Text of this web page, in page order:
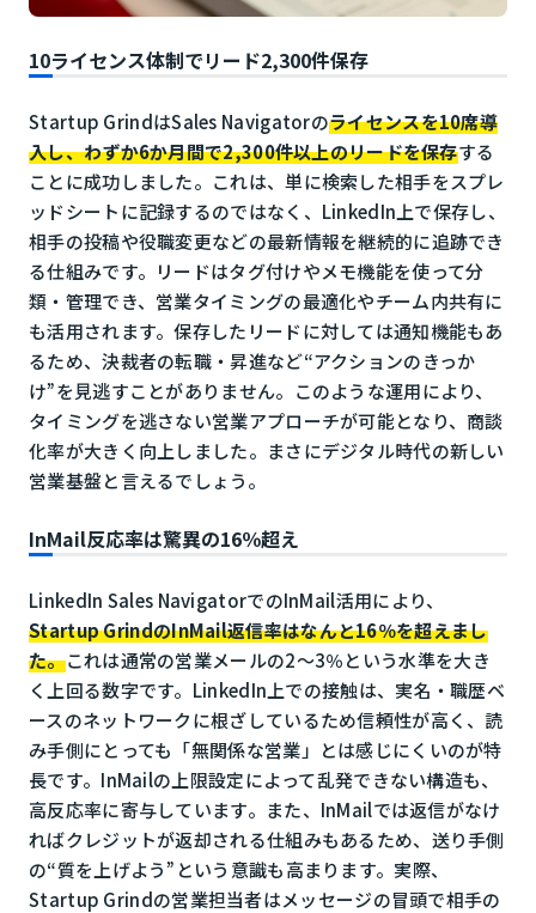
10ライセンス体制でリード2,300件保存
Startup GrindはSales Navigatorのライセンスを10席導
入し、わずか6か月間で2,300件以上のリードを保存する
ことに成功しました。これは、単に検索した相手をスプレ
ッドシートに記録するのではなく、LinkedIn上で保存し、
相手の投稿や役職変更などの最新情報を継続的に追跡でき
る仕組みです。リードはタグ付けやメモ機能を使って分
類・管理でき、営業タイミングの最適化やチーム内共有に
も活用されます。保存したリードに対しては通知機能もあ
るため、決裁者の転職・昇進など“アクションのきっか
け”を見逃すことがありません。このような運用により、
タイミングを逃さない営業アプローチが可能となり、商談
化率が大きく向上しました。まさにデジタル時代の新しい
営業基盤と言えるでしょう。
InMail反応率は驚異の16％超え
LinkedIn Sales NavigatorでのInMail活用により、
Startup GrindのInMail返信率はなんと16％を超えまし
た。これは通常の営業メールの2〜3％という水準を大き
く上回る数字です。LinkedIn上での接触は、実名・職歴ベ
ースのネットワークに根ざしているため信頼性が高く、読
み手側にとっても「無関係な営業」とは感じにくいのが特
長です。InMailの上限設定によって乱発できない構造も、
高反応率に寄与しています。また、InMailでは返信がなけ
ればクレジットが返却される仕組みもあるため、送り手側
の“質を上げよう”という意識も高まります。実際、
Startup Grindの営業担当者はメッセージの冒頭で相手の